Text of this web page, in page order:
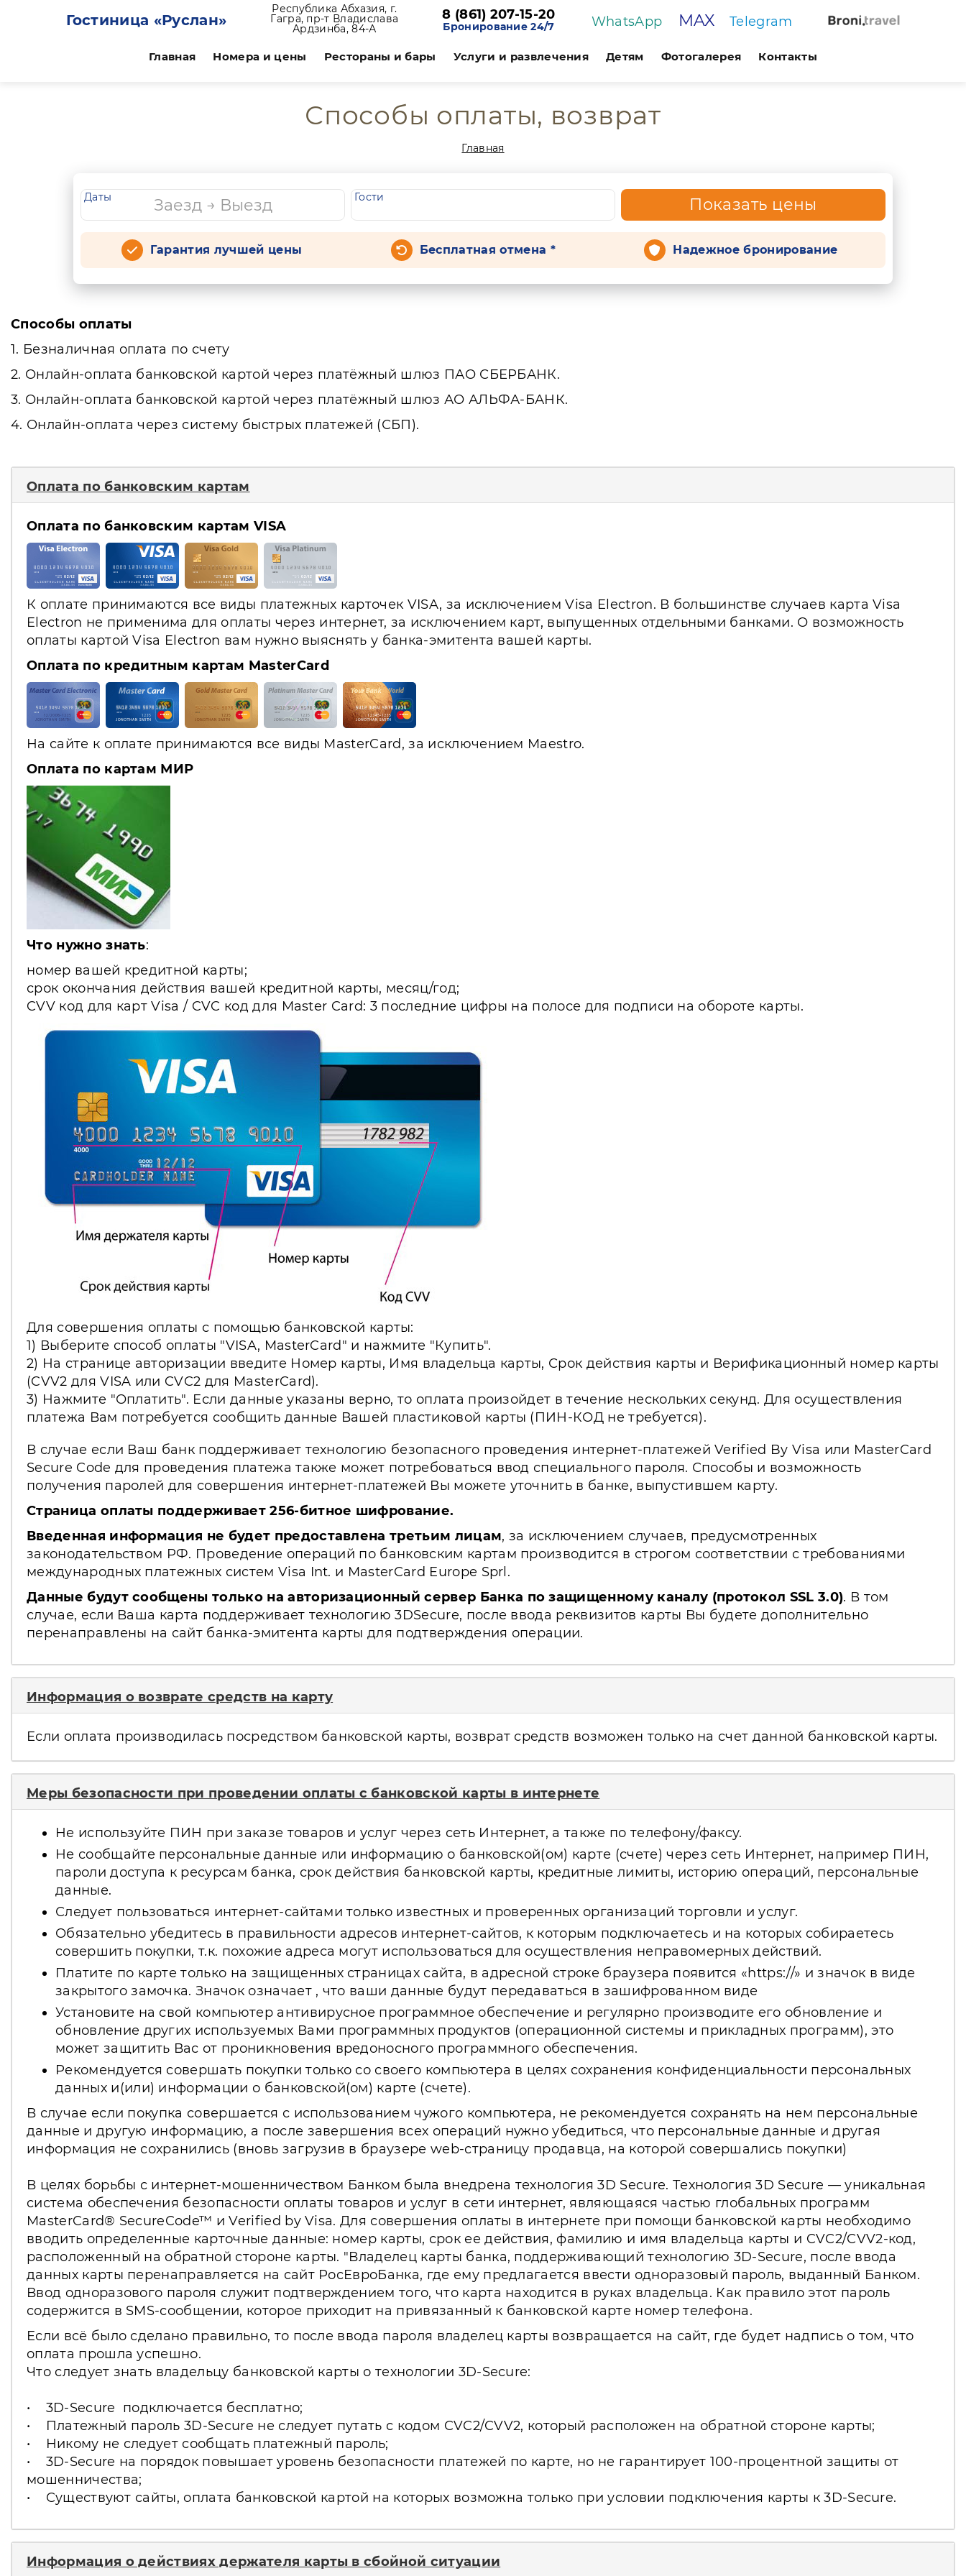
Гостиница «Руслан»
Республика Абхазия, г.
Гагра, пр-т Владислава
Ардзинба, 84-А
8 (861) 207-15-20
Бронирование 24/7 WhatsApp MAX Telegram
Главная Номера и цены Рестораны и бары Услуги и развлечения Детям Фотогалерея Контакты
Способы оплаты, возврат
Главная
Даты Гости Показать цены
Гарантия лучшей цены Бесплатная отмена * Надежное бронирование
Способы оплаты
1. Безналичная оплата по счету
2. Онлайн-оплата банковской картой через платёжный шлюз ПАО СБЕРБАНК.
3. Онлайн-оплата банковской картой через платёжный шлюз АО АЛЬФА-БАНК.
4. Онлайн-оплата через систему быстрых платежей (СБП).
Оплата по банковским картам
Оплата по банковским картам VISA
К оплате принимаются все виды платежных карточек VISA, за исключением Visa Electron. В большинстве случаев карта Visa
Electron не применима для оплаты через интернет, за исключением карт, выпущенных отдельными банками. О возможность
оплаты картой Visa Electron вам нужно выяснять у банка-эмитента вашей карты.
Оплата по кредитным картам MasterCard
На сайте к оплате принимаются все виды MasterCard, за исключением Maestro.
Оплата по картам МИР
Что нужно знать:
номер вашей кредитной карты;
срок окончания действия вашей кредитной карты, месяц/год;
CVV код для карт Visa / CVC код для Master Card: 3 последние цифры на полосе для подписи на обороте карты.
Для совершения оплаты с помощью банковской карты:
1) Выберите способ оплаты "VISA, MasterCard" и нажмите "Купить".
2) На странице авторизации введите Номер карты, Имя владельца карты, Срок действия карты и Верификационный номер карты
(CVV2 для VISA или CVC2 для MasterCard).
3) Нажмите "Оплатить". Если данные указаны верно, то оплата произойдет в течение нескольких секунд. Для осуществления
платежа Вам потребуется сообщить данные Вашей пластиковой карты (ПИН-КОД не требуется).
В случае если Ваш банк поддерживает технологию безопасного проведения интернет-платежей Verified By Visa или MasterCard
Secure Code для проведения платежа также может потребоваться ввод специального пароля. Способы и возможность
получения паролей для совершения интернет-платежей Вы можете уточнить в банке, выпустившем карту.
Страница оплаты поддерживает 256-битное шифрование.
Введенная информация не будет предоставлена третьим лицам, за исключением случаев, предусмотренных
законодательством РФ. Проведение операций по банковским картам производится в строгом соответствии с требованиями
международных платежных систем Visa Int. и MasterCard Europe Sprl.
Данные будут сообщены только на авторизационный сервер Банка по защищенному каналу (протокол SSL 3.0). В том
случае, если Ваша карта поддерживает технологию 3DSecure, после ввода реквизитов карты Вы будете дополнительно
перенаправлены на сайт банка-эмитента карты для подтверждения операции.
Информация о возврате средств на карту
Если оплата производилась посредством банковской карты, возврат средств возможен только на счет данной банковской карты.
Меры безопасности при проведении оплаты с банковской карты в интернете
Не используйте ПИН при заказе товаров и услуг через сеть Интернет, а также по телефону/факсу.
Не сообщайте персональные данные или информацию о банковской(ом) карте (счете) через сеть Интернет, например ПИН,
пароли доступа к ресурсам банка, срок действия банковской карты, кредитные лимиты, историю операций, персональные
данные.
Следует пользоваться интернет-сайтами только известных и проверенных организаций торговли и услуг.
Обязательно убедитесь в правильности адресов интернет-сайтов, к которым подключаетесь и на которых собираетесь
совершить покупки, т.к. похожие адреса могут использоваться для осуществления неправомерных действий.
Платите по карте только на защищенных страницах сайта, в адресной строке браузера появится «https://» и значок в виде
закрытого замочка. Значок означает , что ваши данные будут передаваться в зашифрованном виде
Установите на свой компьютер антивирусное программное обеспечение и регулярно производите его обновление и
обновление других используемых Вами программных продуктов (операционной системы и прикладных программ), это
может защитить Вас от проникновения вредоносного программного обеспечения.
Рекомендуется совершать покупки только со своего компьютера в целях сохранения конфиденциальности персональных
данных и(или) информации о банковской(ом) карте (счете).
В случае если покупка совершается с использованием чужого компьютера, не рекомендуется сохранять на нем персональные
данные и другую информацию, а после завершения всех операций нужно убедиться, что персональные данные и другая
информация не сохранились (вновь загрузив в браузере web-страницу продавца, на которой совершались покупки)
В целях борьбы с интернет-мошенничеством Банком была внедрена технология 3D Secure. Технология 3D Secure — уникальная
система обеспечения безопасности оплаты товаров и услуг в сети интернет, являющаяся частью глобальных программ
MasterCard® SecureCode™ и Verified by Visa. Для совершения оплаты в интернете при помощи банковской карты необходимо
вводить определенные карточные данные: номер карты, срок ее действия, фамилию и имя владельца карты и CVC2/CVV2-код,
расположенный на обратной стороне карты. "Владелец карты банка, поддерживающий технологию 3D-Secure, после ввода
данных карты перенаправляется на сайт РосЕвроБанка, где ему предлагается ввести одноразовый пароль, выданный Банком.
Ввод одноразового пароля служит подтверждением того, что карта находится в руках владельца. Как правило этот пароль
содержится в SMS-сообщении, которое приходит на привязанный к банковской карте номер телефона.
Если всё было сделано правильно, то после ввода пароля владелец карты возвращается на сайт, где будет надпись о том, что
оплата прошла успешно.
Что следует знать владельцу банковской карты о технологии 3D-Secure:
• 3D-Secure подключается бесплатно;
• Платежный пароль 3D-Secure не следует путать с кодом CVC2/CVV2, который расположен на обратной стороне карты;
• Никому не следует сообщать платежный пароль;
• 3D-Secure на порядок повышает уровень безопасности платежей по карте, но не гарантирует 100-процентной защиты от
мошенничества;
• Существуют сайты, оплата банковской картой на которых возможна только при условии подключения карты к 3D-Secure.
Информация о действиях держателя карты в сбойной ситуации